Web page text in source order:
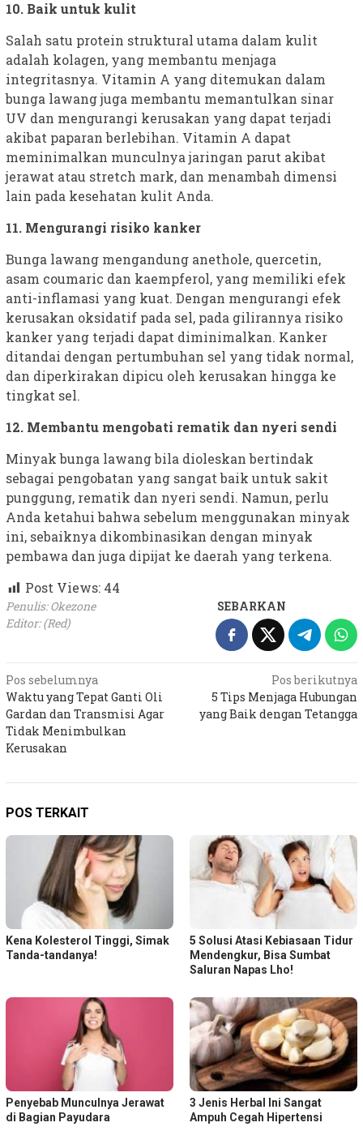
10. Baik untuk kulit
Salah satu protein struktural utama dalam kulit
adalah kolagen, yang membantu menjaga
integritasnya. Vitamin A yang ditemukan dalam
bunga lawang juga membantu memantulkan sinar
UV dan mengurangi kerusakan yang dapat terjadi
akibat paparan berlebihan. Vitamin A dapat
meminimalkan munculnya jaringan parut akibat
jerawat atau stretch mark, dan menambah dimensi
lain pada kesehatan kulit Anda.
11. Mengurangi risiko kanker
Bunga lawang mengandung anethole, quercetin,
asam coumaric dan kaempferol, yang memiliki efek
anti-inflamasi yang kuat. Dengan mengurangi efek
kerusakan oksidatif pada sel, pada gilirannya risiko
kanker yang terjadi dapat diminimalkan. Kanker
ditandai dengan pertumbuhan sel yang tidak normal,
dan diperkirakan dipicu oleh kerusakan hingga ke
tingkat sel.
12. Membantu mengobati rematik dan nyeri sendi
Minyak bunga lawang bila dioleskan bertindak
sebagai pengobatan yang sangat baik untuk sakit
punggung, rematik dan nyeri sendi. Namun, perlu
Anda ketahui bahwa sebelum menggunakan minyak
ini, sebaiknya dikombinasikan dengan minyak
pembawa dan juga dipijat ke daerah yang terkena.
Post Views: 44
Penulis: Okezone
Editor: (Red)
SEBARKAN
Navigasi
pos
Pos sebelumnya
Waktu yang Tepat Ganti Oli
Gardan dan Transmisi Agar
Tidak Menimbulkan
Kerusakan
Pos berikutnya
5 Tips Menjaga Hubungan
yang Baik dengan Tetangga
POS TERKAIT
Kena Kolesterol Tinggi, Simak
Tanda-tandanya!
5 Solusi Atasi Kebiasaan Tidur
Mendengkur, Bisa Sumbat
Saluran Napas Lho!
Penyebab Munculnya Jerawat
di Bagian Payudara
3 Jenis Herbal Ini Sangat
Ampuh Cegah Hipertensi